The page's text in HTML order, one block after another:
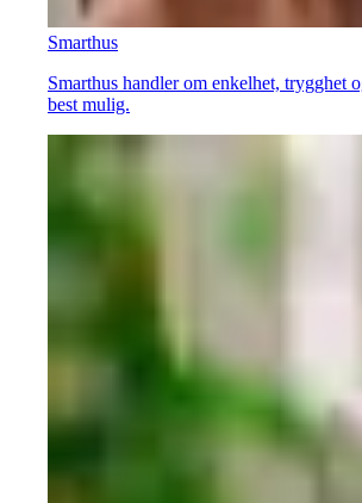
Smarthus
Smarthus handler om enkelhet, trygghet
best mulig.